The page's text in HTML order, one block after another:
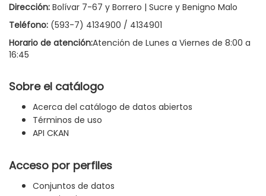
Dirección: Bolívar 7-67 y Borrero | Sucre y Benigno Malo
Teléfono: (593-7) 4134900 / 4134901
Horario de atención:Atención de Lunes a Viernes de 8:00 a
16:45
Sobre el catálogo
Acerca del catálogo de datos abiertos
Términos de uso
API CKAN
Acceso por perfiles
Conjuntos de datos